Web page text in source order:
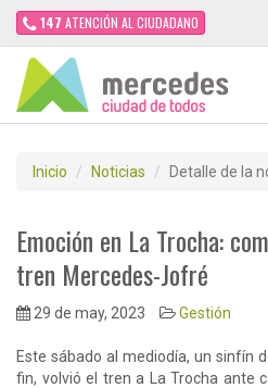
147 ATENCIÓN AL CIUDADANO
Inicio Noticias Detalle de la
Emoción en La Trocha:
tren Mercedes-Jofré
29 de may, 2023 Gestión
Este sábado al mediodía, un sinfín
fin, volvió el tren a La Trocha ante